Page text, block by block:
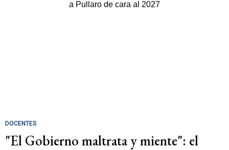
DOCENTES
"El Gobierno maltrata y miente": el